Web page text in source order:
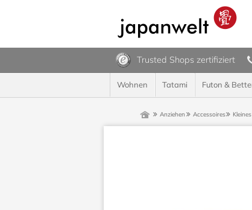
Trusted Shops zertifiziert
Wohnen Tatami Futon &
Anziehen Accessoires